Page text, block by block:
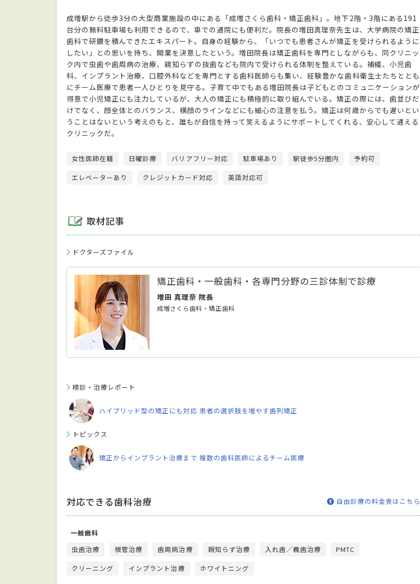
成増駅から徒歩3分の大型商業施設の中にある「成増さくら歯科・矯正歯科」。地下2階・3階にある191
台分の無料駐車場も利用できるので、車での通院にも便利だ。院長の増田真理奈先生は、大学病院の矯正
歯科で研鑽を積んできたエキスパート。自身の経験から、「いつでも患者さんが矯正を受けられるように
したい」との思いを持ち、開業を決意したという。増田院長は矯正歯科を専門としながらも、同クリニッ
ク内で虫歯や歯周病の治療、親知らずの抜歯なども院内で受けられる体制を整えている。補綴、小児歯
科、インプラント治療、口腔外科などを専門とする歯科医師らも集い、経験豊かな歯科衛生士たちととも
にチーム医療で患者一人ひとりを見守る。子育て中でもある増田院長は子どもとのコミュニケーションが
得意で小児矯正にも注力しているが、大人の矯正にも積極的に取り組んでいる。矯正の際には、歯並びだ
けでなく、顔全体とのバランス、横顔のラインなどにも細心の注意を払う。矯正は何歳からでも遅いとい
うことはないという考えのもと、誰もが自信を持って笑えるようにサポートしてくれる、安心して通える
クリニックだ。
女性医師在籍 日曜診療 バリアフリー対応 駐車場あり 駅徒歩5分圏内
予約可
エレベーターあり
クレジットカード対応 英語対応可
取材記事
ドクターズファイル
矯正歯科・一般歯科・各専門分野の三診体制で診療
増田 真理奈 院長
成増さくら歯科・矯正歯科
検診・治療レポート
ハイブリッド型の矯正にも対応 患者の選択肢を増やす歯列矯正
トピックス
矯正からインプラント治療まで 複数の歯科医師によるチーム医療
対応できる歯科治療 自由診療の料金表はこちら
一般歯科
虫歯治療
根管治療 歯周病治療 親知らず治療 入れ歯／義歯治療
PMTC
クリーニング
インプラント治療 ホワイトニング